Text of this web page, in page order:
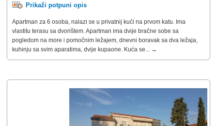
Prikaži potpuni opis
Apartman za 6 osoba, nalazi se u privatnij kući na prvom katu. Ima
vlastitu terasu sa dvorištem. Apartman ima dvije bračne sobe sa
pogledom na more i pomočnim ležajem, dnevni boravak sa dva ležaja,
kuhinju sa svim aparatima, dvije kupaone. Kuća se... →